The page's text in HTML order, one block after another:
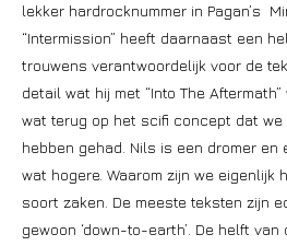
lekker hardrocknummer in Pagan’s
“Intermission” heeft daarnaast een
trouwens verantwoordelijk voor de
detail wat hij met “Into The
wat terug op het scifi concept dat
hebben gehad. Nils is een dromer
wat hogere. Waarom zijn we eigenlijk
soort zaken. De meeste teksten zijn
gewoon ‘down-to-earth’. De helft